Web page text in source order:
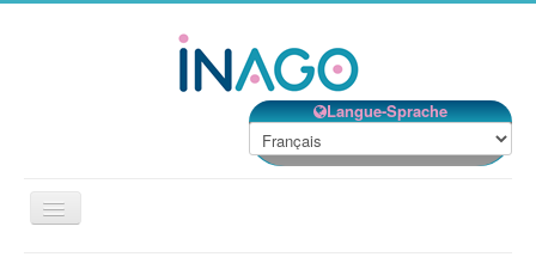
Langue-Sprache
Basculer
la